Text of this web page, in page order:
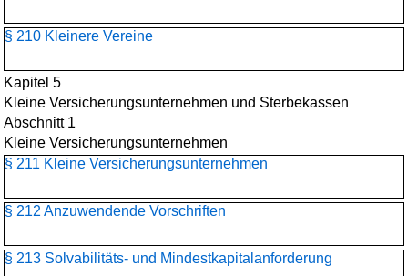
§ 210 Kleinere Vereine
Kapitel 5
Kleine Versicherungsunternehmen und Sterbekassen
Abschnitt 1
Kleine Versicherungsunternehmen
§ 211 Kleine Versicherungsunternehmen
§ 212 Anzuwendende Vorschriften
§ 213 Solvabilitäts- und Mindestkapitalanforderung